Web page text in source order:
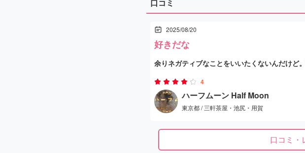
口コミ
2025/08/20
好きだな
余りネガティブなことをいいたくないんだけど
かったわ
4
ハーフムーン Half Moon
東京都 / 三軒茶屋・池尻・用賀
口コミ・